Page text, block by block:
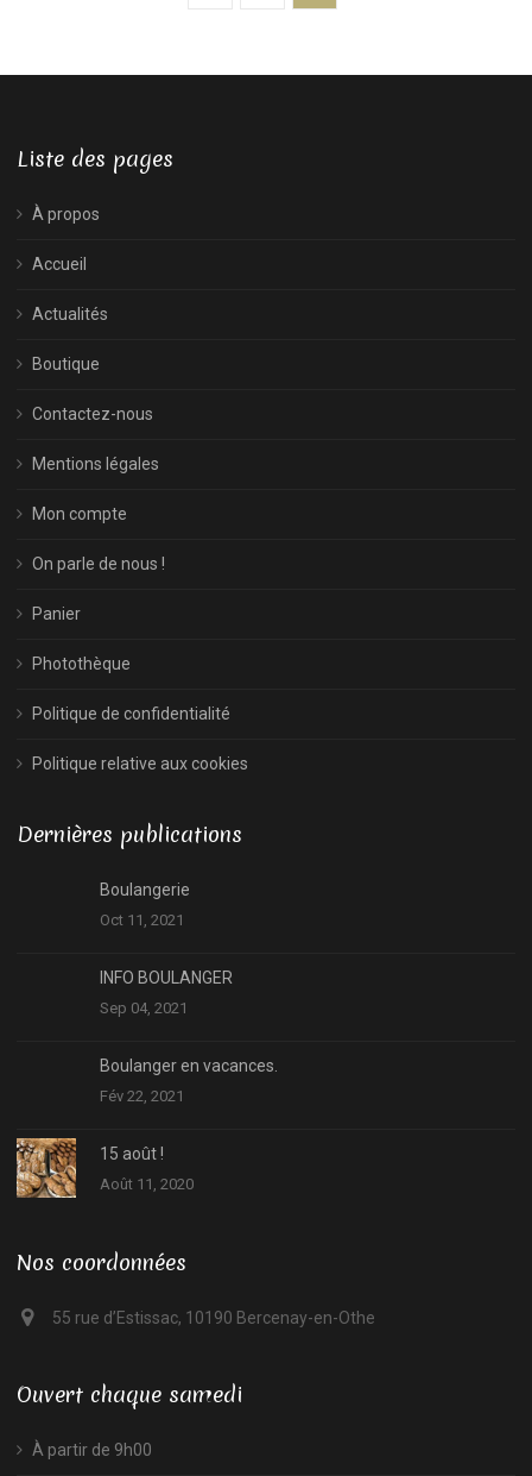
Liste des pages
À propos
Accueil
Actualités
Boutique
Contactez-nous
Mentions légales
Mon compte
On parle de nous !
Panier
Photothèque
Politique de confidentialité
Politique relative aux cookies
Dernières publications
Boulangerie
Oct 11, 2021
INFO BOULANGER
Sep 04, 2021
Boulanger en vacances.
Fév 22, 2021
15 août !
Août 11, 2020
Nos coordonnées
55 rue d’Estissac, 10190 Bercenay-en-Othe
Ouvert chaque samedi
À partir de 9h00